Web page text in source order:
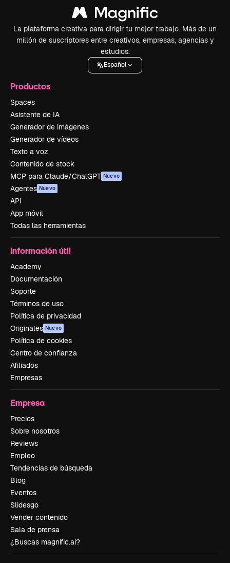
La plataforma creativa para dirigir tu mejor trabajo. Más de un
millón de suscriptores entre creativos, empresas, agencias y
estudios.
Español
Productos
Spaces
Asistente de IA
Generador de imágenes
Generador de vídeos
Texto a voz
Contenido de stock
MCP para Claude/ChatGPT Nuevo
Agentes Nuevo
API
App móvil
Todas las herramientas
Información útil
Academy
Documentación
Soporte
Términos de uso
Política de privacidad
Originales Nuevo
Política de cookies
Centro de confianza
Afiliados
Empresas
Empresa
Precios
Sobre nosotros
Reviews
Empleo
Tendencias de búsqueda
Blog
Eventos
Slidesgo
Vender contenido
Sala de prensa
¿Buscas magnific.ai?